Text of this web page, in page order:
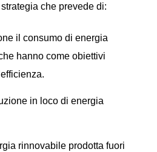
che prevede di:
il consumo di energia
hanno come obiettivi
in loco di energia
rinnovabile prodotta fuori